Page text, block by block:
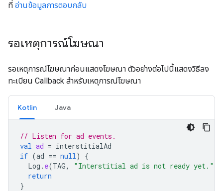
ที่ อ่านข้อมูลการตอบกลับ
รอเหตุการณ์โฆษณา
รอเหตุการณ์โฆษณาก่อนแสดงโฆษณา ตัวอย่างต่อไปนี้แสดงวิธีลง
ทะเบียน Callback สำหรับเหตุการณ์โฆษณา
Kotlin Java
// Listen for ad events.
val ad = interstitialAd
if (ad == null)
{
Log . e(TAG, "Interstitial ad is not ready yet."
return
}